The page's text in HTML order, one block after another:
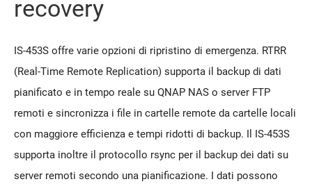
recovery
IS-453S offre varie opzioni di ripristino di emergenza. RTRR
(Real-Time Remote Replication) supporta il backup di dati
pianificato e in tempo reale su QNAP NAS o server FTP
remoti e sincronizza i file in cartelle remote da cartelle locali
con maggiore efficienza e tempi ridotti di backup. Il IS-453S
supporta inoltre il protocollo rsync per il backup dei dati su
server remoti secondo una pianificazione. I dati possono